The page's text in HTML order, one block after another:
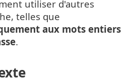
utiliser d'autres
telles que
aux mots entiers
.